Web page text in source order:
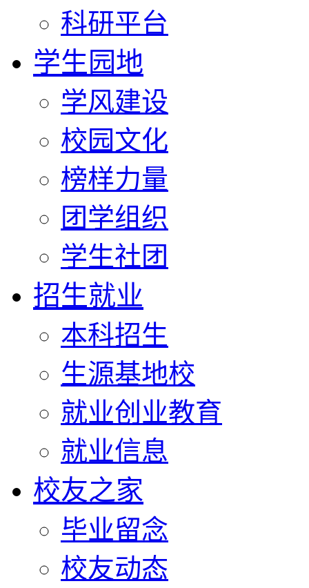
科研平台
学生园地
学风建设
校园文化
榜样力量
团学组织
学生社团
招生就业
本科招生
生源基地校
就业创业教育
就业信息
校友之家
毕业留念
校友动态